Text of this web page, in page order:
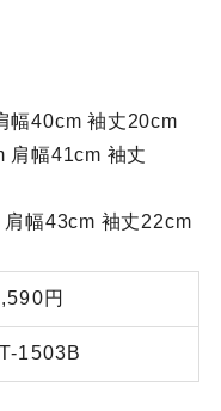
40cm 袖丈20cm
幅41cm 袖丈
幅43cm 袖丈22cm
円
1503B